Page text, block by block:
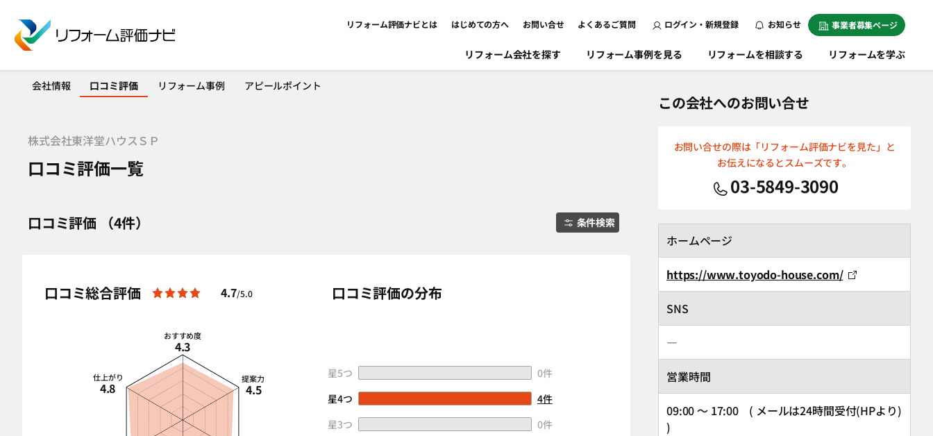
リフォーム評価ナビとは はじめての方へ お問い合せ よくあるご質問 ログイン・新規登録 お知らせ 事業者募集ページ
リフォーム会社を探す リフォーム事例を見る リフォームを相談する リフォームを学ぶ
会社情報 口コミ評価 リフォーム事例 アピールポイント
株式会社東洋堂ハウスＳＰ
口コミ評価一覧
口コミ評価 （4件） 条件検索
口コミ総合評価 4.7/5.0
おすすめ度
4.3
提案力
4.5
仕上がり
4.8
口コミ評価の分布
星5つ
0件
星4つ
4件
星3つ
0件
この会社へのお問い合せ
お問い合せの際は「リフォーム評価ナビを見た」と
お伝えになるとスムーズです。
03-5849-3090
ホームページ
https://www.toyodo-house.com/
SNS
―
営業時間
09:00 ～ 17:00 ( メールは24時間受付(HPより)
)